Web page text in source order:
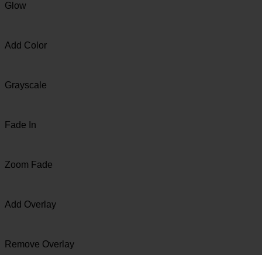
Glow
Add Color
Grayscale
Fade In
Zoom Fade
Add Overlay
Remove Overlay